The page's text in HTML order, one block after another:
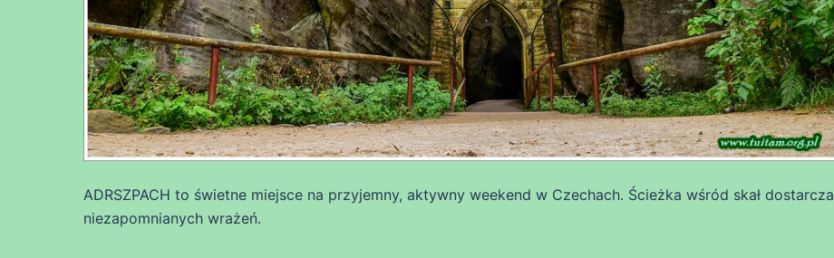
ADRSZPACH to świetne miejsce na przyjemny, aktywny weekend w Czechach. Ścieżka wśród skał dostarcza
niezapomnianych wrażeń.